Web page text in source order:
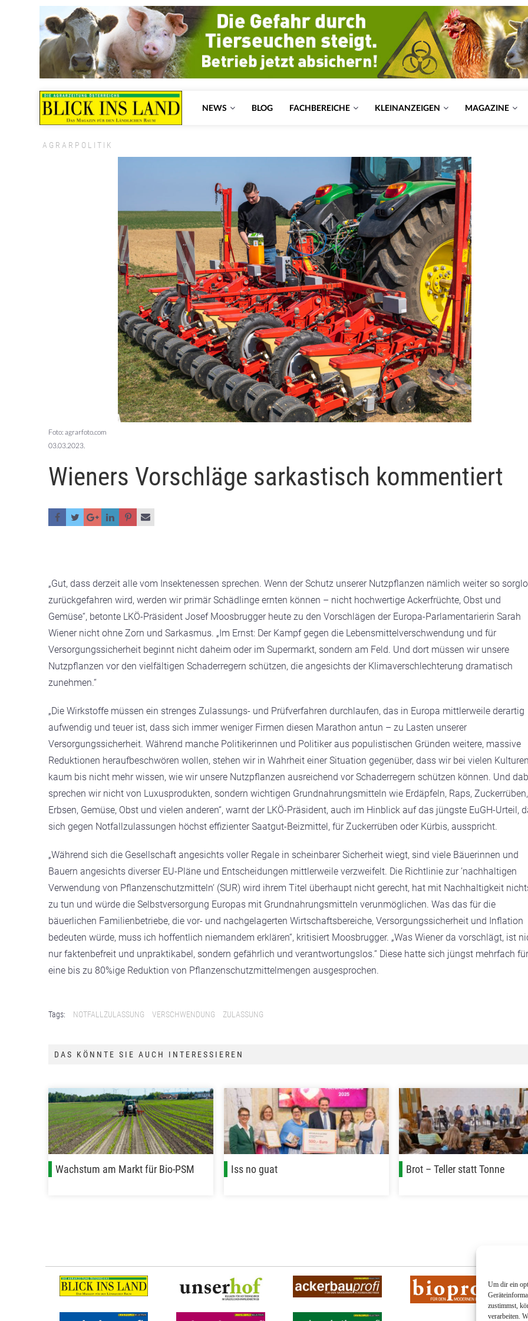
Um dir ein
zustimmst,
verarbeiten.
NEWS BLOG FACHBEREICHE KLEINANZEIGEN MAGAZINE
AGRARPOLITIK
Foto: agrarfoto.com
03.03.2023.
Wieners Vorschläge sarkastisch kommentiert
„Gut, dass derzeit alle vom Insektenessen sprechen. Wenn der Schutz unserer Nutzpflanzen nämlich weiter so
zurückgefahren wird, werden wir primär Schädlinge ernten können – nicht hochwertige Ackerfrüchte, Obst und
Gemüse“, betonte LKÖ-Präsident Josef Moosbrugger heute zu den Vorschlägen der Europa-Parlamentarierin Sarah
Wiener nicht ohne Zorn und Sarkasmus. „Im Ernst: Der Kampf gegen die Lebensmittelverschwendung und für
Versorgungssicherheit beginnt nicht daheim oder im Supermarkt, sondern am Feld. Und dort müssen wir unsere
Nutzpflanzen vor den vielfältigen Schaderregern schützen, die angesichts der Klimaverschlechterung dramatisch
zunehmen.“
„Die Wirkstoffe müssen ein strenges Zulassungs- und Prüfverfahren durchlaufen, das in Europa mittlerweile derartig
aufwendig und teuer ist, dass sich immer weniger Firmen diesen Marathon antun – zu Lasten unserer
Versorgungssicherheit. Während manche Politikerinnen und Politiker aus populistischen Gründen weitere, massive
Reduktionen heraufbeschwören wollen, stehen wir in Wahrheit einer Situation gegenüber, dass wir bei vielen Kulturen
kaum bis nicht mehr wissen, wie wir unsere Nutzpflanzen ausreichend vor Schaderregern schützen können. Und
sprechen wir nicht von Luxusprodukten, sondern wichtigen Grundnahrungsmitteln wie Erdäpfeln, Raps, Zuckerrüben,
Erbsen, Gemüse, Obst und vielen anderen“, warnt der LKÖ-Präsident, auch im Hinblick auf das jüngste EuGH-Urteil,
sich gegen Notfallzulassungen höchst effizienter Saatgut-Beizmittel, für Zuckerrüben oder Kürbis, ausspricht.
„Während sich die Gesellschaft angesichts voller Regale in scheinbarer Sicherheit wiegt, sind viele Bäuerinnen und
Bauern angesichts diverser EU-Pläne und Entscheidungen mittlerweile verzweifelt. Die Richtlinie zur ’nachhaltigen
Verwendung von Pflanzenschutzmitteln‘ (SUR) wird ihrem Titel überhaupt nicht gerecht, hat mit Nachhaltigkeit
zu tun und würde die Selbstversorgung Europas mit Grundnahrungsmitteln verunmöglichen. Was das für die
bäuerlichen Familienbetriebe, die vor- und nachgelagerten Wirtschaftsbereiche, Versorgungssicherheit und Inflation
bedeuten würde, muss ich hoffentlich niemandem erklären“, kritisiert Moosbrugger. „Was Wiener da vorschlägt, ist
nur faktenbefreit und unpraktikabel, sondern gefährlich und verantwortungslos.“ Diese hatte sich jüngst mehrfach für
eine bis zu 80%ige Reduktion von Pflanzenschutzmittelmengen ausgesprochen.
Tags: NOTFALLZULASSUNG VERSCHWENDUNG ZULASSUNG
DAS KÖNNTE SIE AUCH INTERESSIEREN
Wachstum am Markt für Bio-PSM Iss no guat Brot – Teller statt Tonne